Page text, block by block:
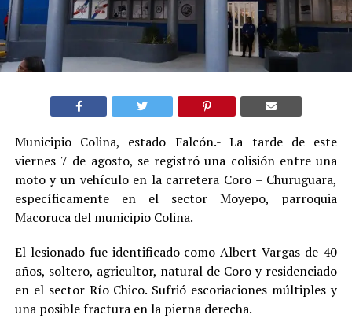
Municipio Colina, estado Falcón.- La tarde de este
viernes 7 de agosto, se registró una colisión entre una
moto y un vehículo en la carretera Coro – Churuguara,
específicamente en el sector Moyepo, parroquia
Macoruca del municipio Colina.
El lesionado fue identificado como Albert Vargas de 40
años, soltero, agricultor, natural de Coro y residenciado
en el sector Río Chico. Sufrió escoriaciones múltiples y
una posible fractura en la pierna derecha.